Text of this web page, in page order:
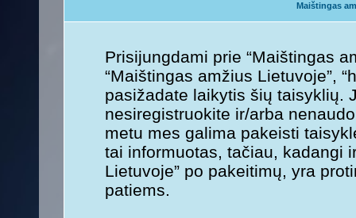
Maištingas
Prisijungdami prie “Maištingas
“Maištingas amžius Lietuvoje”,
pasižadate laikytis šių taisyklių.
nesiregistruokite ir/arba
metu mes galima pakeisti
tai informuotas, tačiau, kadangi
Lietuvoje” po pakeitimų, yra
patiems.